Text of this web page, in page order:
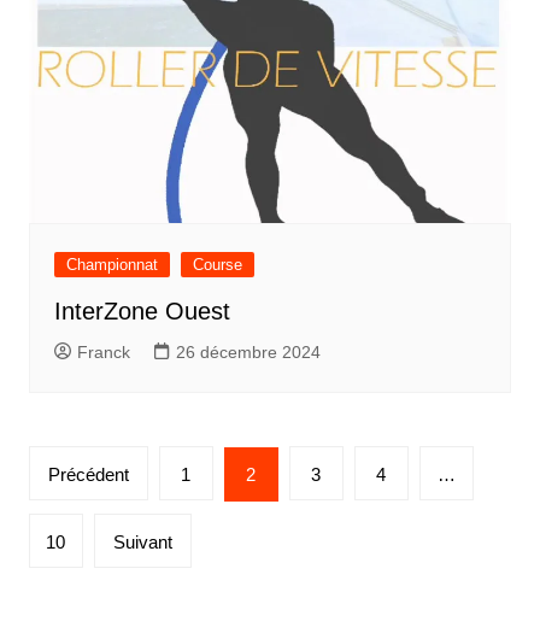
Championnat Course
InterZone Ouest
Franck 26 décembre 2024
Pagination
publications
Précédent 1 2 3 4 …
10 Suivant